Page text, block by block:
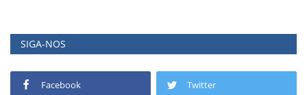
SIGA-NOS
Facebook Twitter